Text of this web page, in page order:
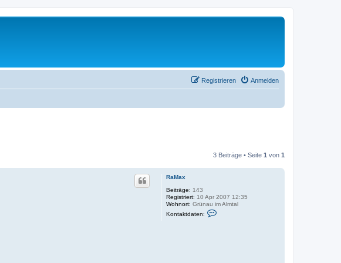
Anmelden
Registrieren
3 Beiträge • Seite 1 von 1
RaMax
Beiträge: 143
Registriert: 10 Apr 2007 12:35
Wohnort: Grünau im Almtal
Kontaktdaten: